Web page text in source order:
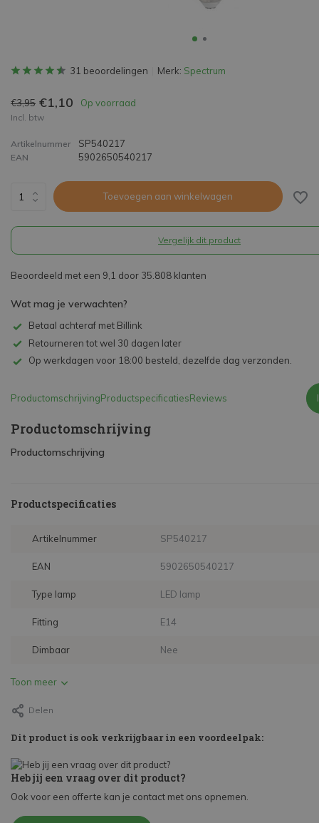
31 beoordelingen Merk: Spectrum
€3,95 €1,10 Op voorraad
Incl. btw
Artikelnummer SP540217
EAN 5902650540217
Toevoegen aan winkelwagen
Vergelijk dit product
Beoordeeld met een 9,1 door 35.808 klanten
Wat mag je verwachten?
Betaal achteraf met Billink
Retourneren tot wel 30 dagen later
Op werkdagen voor 18:00 besteld, dezelfde dag verzonden.
ProductomschrijvingProductspecificatiesReviews
Productomschrijving
Productomschrijving
Productspecificaties
Artikelnummer SP540217
EAN 5902650540217
Type lamp LED lamp
Fitting E14
Dimbaar Nee
Toon meer
Delen
Dit product is ook verkrijgbaar in een voordeelpak:
Heb jij een vraag over dit product?
Ook voor een offerte kan je contact met ons opnemen.